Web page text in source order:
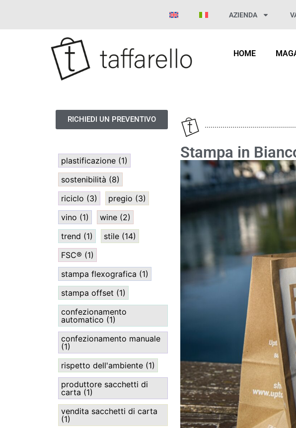
AZIENDA
HOME
RICHIEDI UN PREVENTIVO
plastificazione (1)
sostenibilità (8)
riciclo (3) pregio (3)
vino (1) wine (2)
trend (1) stile (14)
FSC® (1)
stampa flexografica (1)
stampa offset (1)
confezionamento
automatico (1)
confezionamento manuale
(1)
rispetto dell'ambiente (1)
produttore sacchetti di
carta (1)
vendita sacchetti di carta
(1)
Stampa in